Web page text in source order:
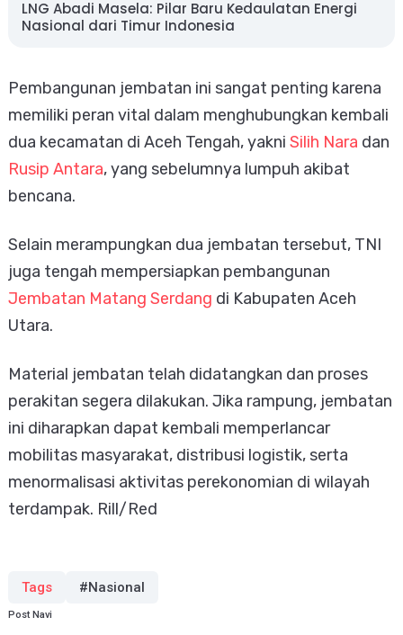
LNG Abadi Masela: Pilar Baru Kedaulatan Energi
Nasional dari Timur Indonesia
Pembangunan jembatan ini sangat penting karena
memiliki peran vital dalam menghubungkan kembali
dua kecamatan di Aceh Tengah, yakni Silih Nara dan
Rusip Antara, yang sebelumnya lumpuh akibat
bencana.
Selain merampungkan dua jembatan tersebut, TNI
juga tengah mempersiapkan pembangunan
Jembatan Matang Serdang di Kabupaten Aceh
Utara.
Material jembatan telah didatangkan dan proses
perakitan segera dilakukan. Jika rampung, jembatan
ini diharapkan dapat kembali memperlancar
mobilitas masyarakat, distribusi logistik, serta
menormalisasi aktivitas perekonomian di wilayah
terdampak. Rill/Red
Tags #Nasional
Post Navi